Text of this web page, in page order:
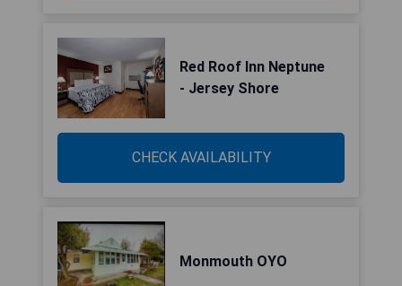
Red Roof Inn Neptune
- Jersey Shore
CHECK AVAILABILITY
Monmouth OYO